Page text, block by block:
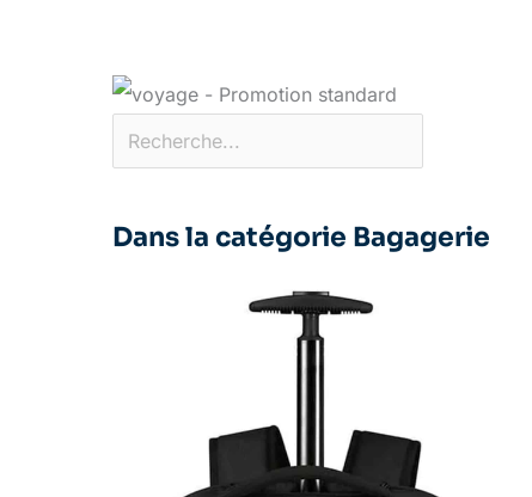
Dans la catégorie Bagagerie